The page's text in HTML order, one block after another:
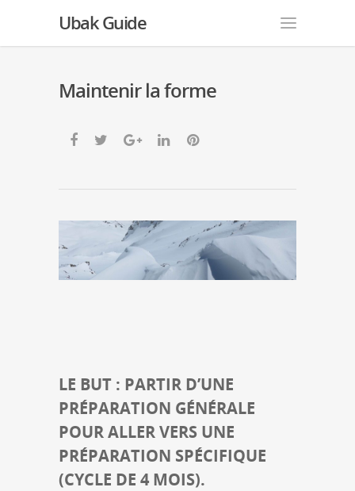
Ubak Guide
Maintenir la forme
LE BUT : PARTIR D’UNE
PRÉPARATION GÉNÉRALE
POUR ALLER VERS UNE
PRÉPARATION SPÉCIFIQUE
(CYCLE DE 4 MOIS).